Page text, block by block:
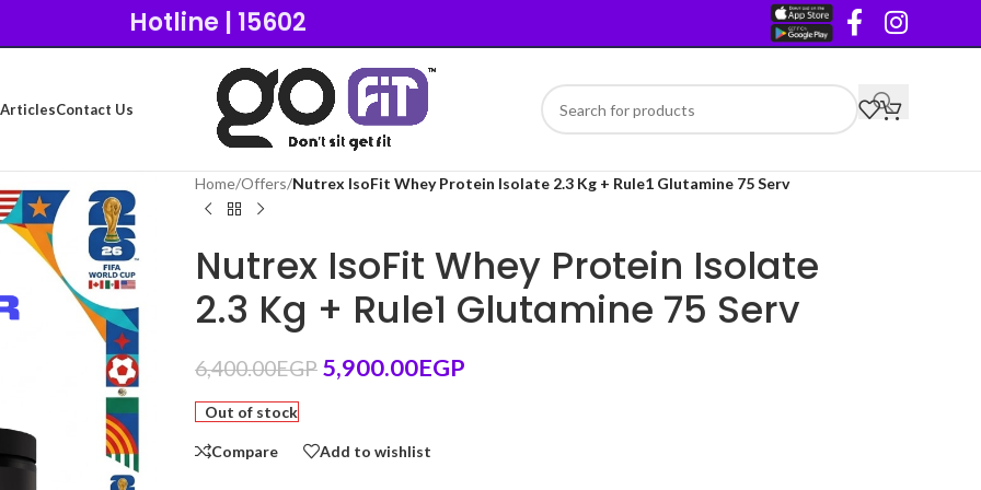
Hotline | 15602
ArticlesContact Us
Home/Offers/Nutrex IsoFit Whey Protein Isolate 2.3 Kg + Rule1 Glutamine 75 Serv
Nutrex IsoFit Whey Protein Isolate
2.3 Kg + Rule1 Glutamine 75 Serv
6,400.00EGP 5,900.00EGP
Out of stock
Compare Add to wishlist